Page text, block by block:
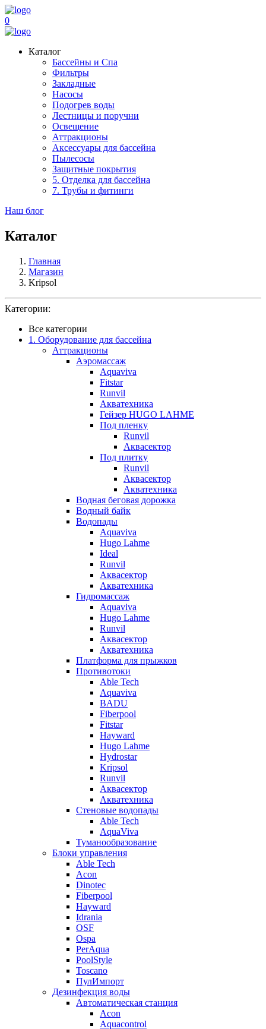
0
Каталог
Бассейны и Спа
Фильтры
Закладные
Насосы
Подогрев воды
Лестницы и поручни
Освещение
Аттракционы
Аксессуары для бассейна
Пылесосы
Защитные покрытия
5. Отделка для бассейна
7. Трубы и фитинги
Наш блог
Каталог
Главная
Магазин
Kripsol
Категории:
Все категории
1. Оборудование для бассейна
Аттракционы
Аэромассаж
Aquaviva
Fitstar
Runvil
Акватехника
Гейзер HUGO LAHME
Под пленку
Runvil
Аквасектор
Под плитку
Runvil
Аквасектор
Акватехника
Водная беговая дорожка
Водный байк
Водопады
Aquaviva
Hugo Lahme
Ideal
Runvil
Аквасектор
Акватехника
Гидромассаж
Aquaviva
Hugo Lahme
Runvil
Аквасектор
Акватехника
Платформа для прыжков
Противотоки
Able Tech
Aquaviva
BADU
Fiberpool
Fitstar
Hayward
Hugo Lahme
Hydrostar
Kripsol
Runvil
Аквасектор
Акватехника
Стеновые водопады
Able Tech
AquaViva
Туманообразование
Блоки управления
Able Tech
Acon
Dinotec
Fiberpool
Hayward
Idrania
OSF
Ospa
PerAqua
PoolStyle
Toscano
ПулИмпорт
Дезинфекция воды
Автоматическая станция
Acon
Aquacontrol